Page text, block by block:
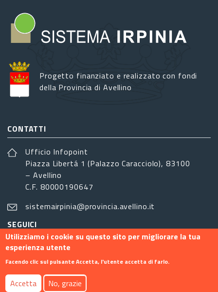
Progetto finanziato e realizzato con fondi
della Provincia di Avellino
CONTATTI
Ufficio Infopoint
Piazza Libertá 1 (Palazzo Caracciolo), 83100
– Avellino
C.F. 80000190647
sistemairpinia@provincia.avellino.it
SEGUICI
Footer menu
Contatti Info
Utilizziamo i cookie su questo sito per migliorare la tua
esperienza utente
Facendo clic sul pulsante Accetta, l'utente accetta di farlo.
Accetta No, grazie